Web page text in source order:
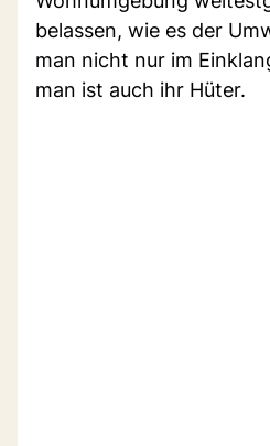
belassen, wie es der
man nicht nur im
man ist auch ihr Hüter.